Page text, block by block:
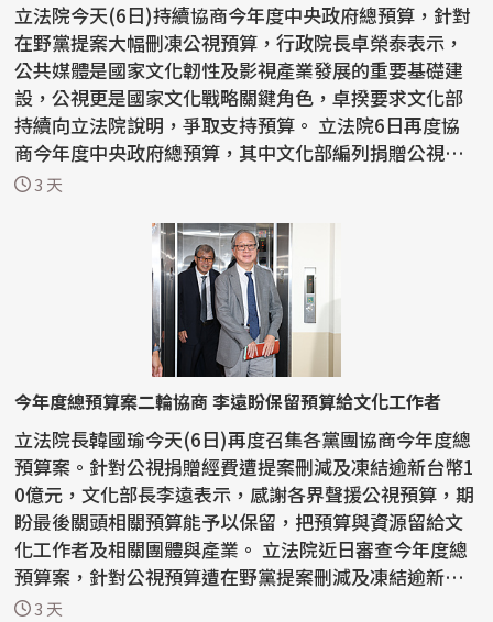
立法院今天(6日)持續協商今年度中央政府總預算，針對
在野黨提案大幅刪凍公視預算，行政院長卓榮泰表示，
公共媒體是國家文化韌性及影視產業發展的重要基礎建
設，公視更是國家文化戰略關鍵角色，卓揆要求文化部
持續向立法院說明，爭取支持預算。 立法院6日再度協
商今年度中央政府總預算，其中文化部編列捐贈公視基
金會...
3 天
今年度總預算案二輪協商 李遠盼保留預算給文化工作者
立法院長韓國瑜今天(6日)再度召集各黨團協商今年度總
預算案。針對公視捐贈經費遭提案刪減及凍結逾新台幣1
0億元，文化部長李遠表示，感謝各界聲援公視預算，期
盼最後關頭相關預算能予以保留，把預算與資源留給文
化工作者及相關團體與產業。 立法院近日審查今年度總
預算案，針對公視預算遭在野黨提案刪減及凍結逾新台
幣...3 天